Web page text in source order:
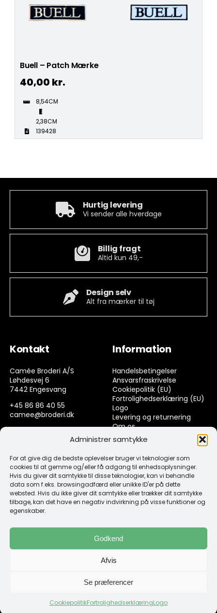
Administrer samtykke
For at give dig de bedste oplevelser bruger vi teknologier som
cookies til at gemme og/eller få adgang til enhedsoplysninger.
Hvis du giver dit samtykke til disse teknologier, kan vi behandle
data som f.eks. browsingadfærd eller unikke ID'er på dette
websted. Hvis du ikke giver dit samtykke eller trækker dit samtykke
tilbage, kan det have en negativ indvirkning på visse funktioner og
egenskaber.
Godkend
Afvis
Se præferencer
CookiepolitikFortrolighedserklæringLogo
Buell – Patch Mærke
40,00 kr.
8,54CM
2,38CM
139428
Hurtig levering
Vi sender alle hverdage
Billig fragt
Altid kun 49,-
Design selv
Alt fra mærker til tøj
Kontakt
Camée Broderi A/S
Løhdesvej 6
7442 Engesvang
+45 86 86 40 55
camee@broderi.dk
Information
Handelsbetingelser
Ansvarsfraskrivelse
Cookiepolitik (EU)
Fortrolighedserklæring (EU)
Logo
Levering og returnering
Om os
Kontakt
Links
Spørgsmål & Svar
Tråd
Design selv guide
Konto
Log ind
Copyright 1987 -2026 Camée Broderi | Web by GoGrafix